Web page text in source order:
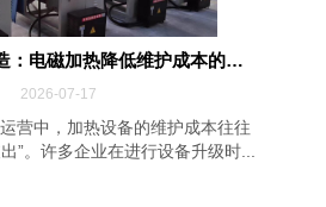
工业加热设备改造：电磁加热降低维护成本的四...
2026-07-17
营中，加热设备的维护成本往往
”。许多企业在进行设备升级时...